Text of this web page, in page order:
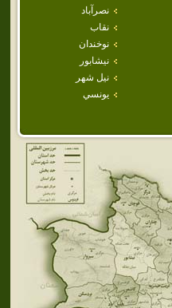
نصرآباد
نقاب
نوخندان
نيشابور
نيل شهر
يونسي